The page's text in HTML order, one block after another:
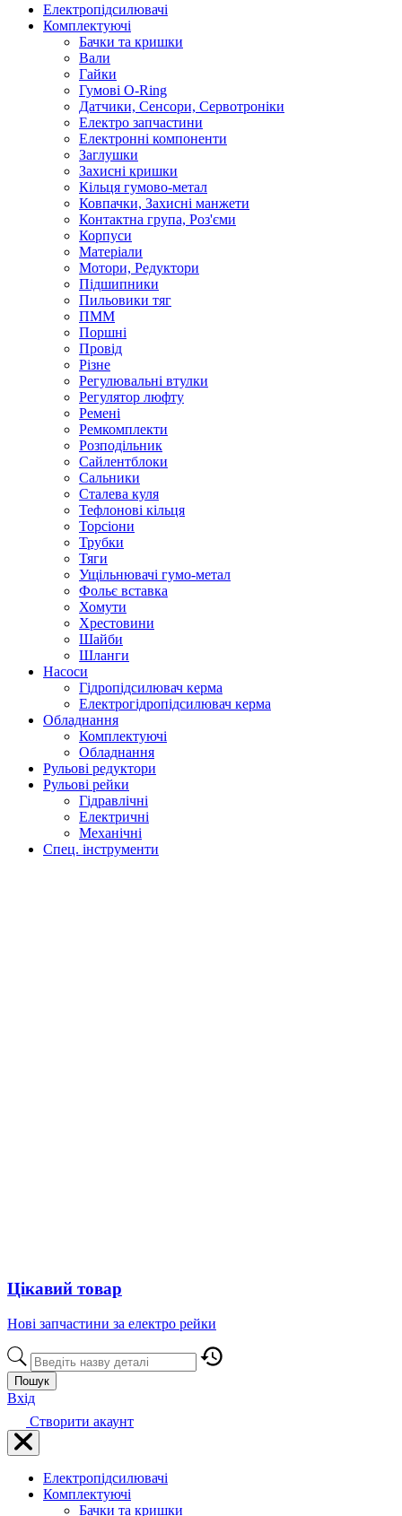
Електропідсилювачі
Комплектуючі
Бачки та кришки
Вали
Гайки
Гумові O-Ring
Датчики, Сенсори, Сервотроніки
Електро запчастини
Електронні компоненти
Заглушки
Захисні кришки
Кільця гумово-метал
Ковпачки, Захисні манжети
Контактна група, Роз'єми
Корпуси
Матеріали
Мотори, Редуктори
Підшипники
Пильовики тяг
ПММ
Поршні
Провід
Різне
Регулювальні втулки
Регулятор люфту
Ремені
Ремкомплекти
Розподільник
Сайлентблоки
Сальники
Сталева куля
Тефлонові кільця
Торсіони
Трубки
Тяги
Ущільнювачі гумо-метал
Фольє вставка
Хомути
Хрестовини
Шайби
Шланги
Насоси
Гідропідсилювач керма
Електрогідропідсилювач керма
Обладнання
Комплектуючі
Обладнання
Рульові редуктори
Рульові рейки
Гідравлічні
Електричні
Механічні
Спец. інструменти
Цікавий товар
Нові запчастини за електро рейки
Пошук
Вхід
Створити акаунт
Електропідсилювачі
Комплектуючі
Бачки та кришки